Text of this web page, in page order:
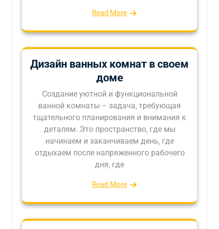
Read More
Дизайн ванных комнат в своем
доме
Создание уютной и функциональной
ванной комнаты – задача‚ требующая
тщательного планирования и внимания к
деталям. Это пространство‚ где мы
начинаем и заканчиваем день‚ где
отдыхаем после напряженного рабочего
дня‚ где
Read More